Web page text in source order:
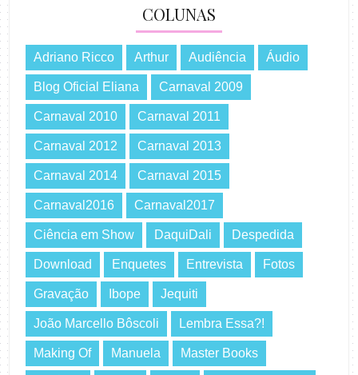
COLUNAS
Adriano Ricco Arthur Audiência Áudio
Blog Oficial Eliana Carnaval 2009
Carnaval 2010 Carnaval 2011
Carnaval 2012 Carnaval 2013
Carnaval 2014 Carnaval 2015
Carnaval2016 Carnaval2017
Ciência em Show DaquiDali Despedida
Download Enquetes Entrevista Fotos
Gravação Ibope Jequiti
João Marcello Bôscoli Lembra Essa?!
Making Of Manuela Master Books